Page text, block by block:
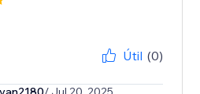
Útil (0)